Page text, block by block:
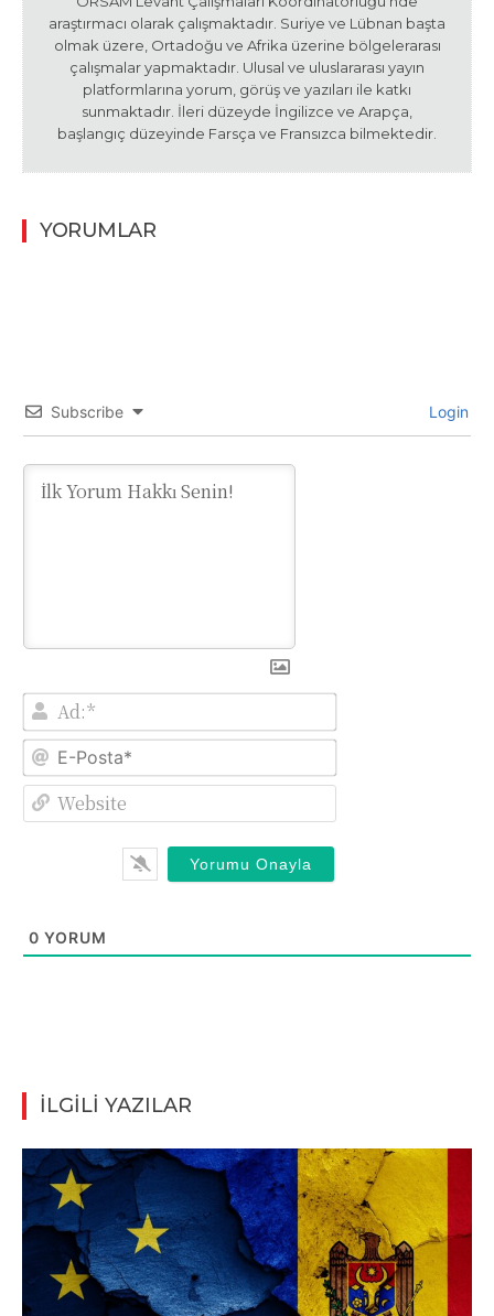
araştırmacı olarak çalışmaktadır. Suriye ve Lübnan başta
olmak üzere, Ortadoğu ve Afrika üzerine bölgelerarası
çalışmalar yapmaktadır. Ulusal ve uluslararası yayın
platformlarına yorum, görüş ve yazıları ile katkı
sunmaktadır. İleri düzeyde İngilizce ve Arapça,
başlangıç düzeyinde Farsça ve Fransızca bilmektedir.
YORUMLAR
Subscribe Login
Ad:*
E-
0 YORUM
İLGİLİ YAZILAR